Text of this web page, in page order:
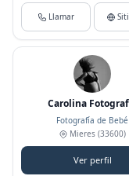
Llamar
Carolina
Fotografía de Bebé
Mieres (33600)
Ver perfil